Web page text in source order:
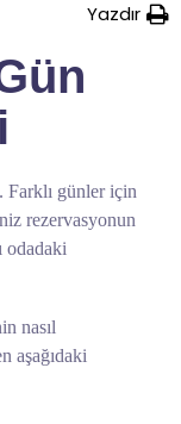
Yazdır
Farklı günler için
rezervasyonun
odadaki
nasıl
aşağıdaki